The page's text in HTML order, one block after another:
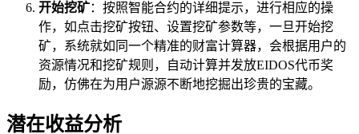
开始挖矿：按照智能合约的详细提示，进行相应的操
作，如点击挖矿按钮、设置挖矿参数等，一旦开始挖
矿，系统就如同一个精准的财富计算器，会根据用户的
资源情况和挖矿规则，自动计算并发放EIDOS代币奖
励，仿佛在为用户源源不断地挖掘出珍贵的宝藏。
潜在收益分析